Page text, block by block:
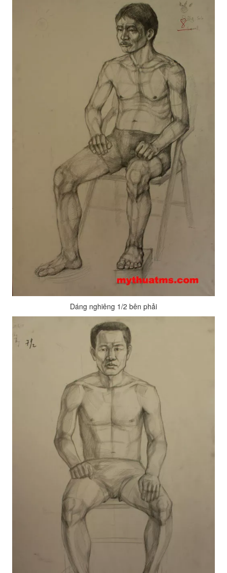
Dáng nghiêng 1/2 bên phải